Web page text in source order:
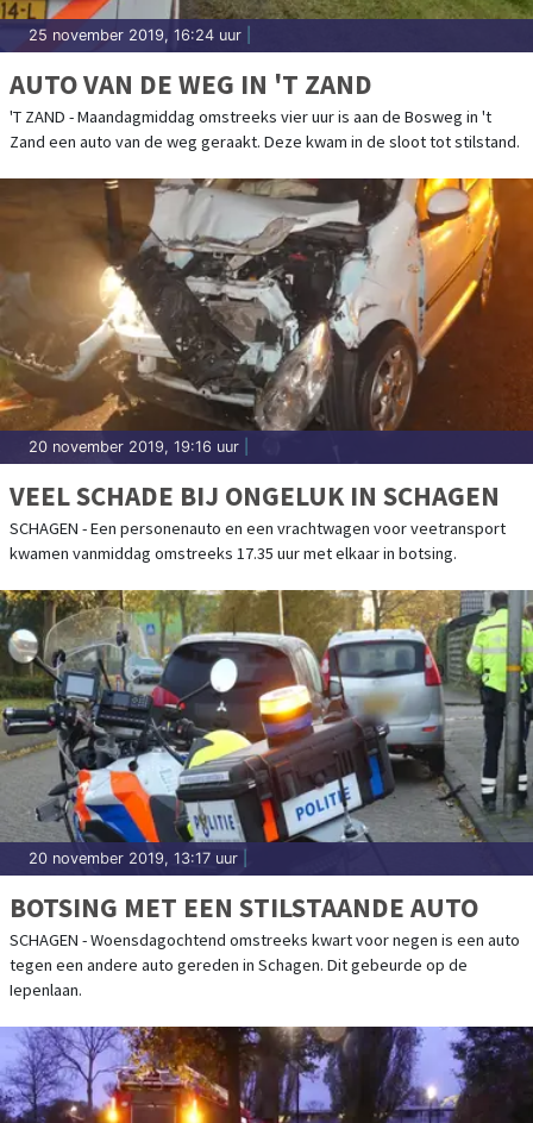
25 november 2019, 16:24 uur
AUTO VAN DE WEG IN 'T ZAND
'T ZAND - Maandagmiddag omstreeks vier uur is aan de Bosweg in 't
Zand een auto van de weg geraakt. Deze kwam in de sloot tot stilstand.
20 november 2019, 19:16 uur
VEEL SCHADE BIJ ONGELUK IN SCHAGEN
SCHAGEN - Een personenauto en een vrachtwagen voor veetransport
kwamen vanmiddag omstreeks 17.35 uur met elkaar in botsing.
20 november 2019, 13:17 uur
BOTSING MET EEN STILSTAANDE AUTO
SCHAGEN - Woensdagochtend omstreeks kwart voor negen is een auto
tegen een andere auto gereden in Schagen. Dit gebeurde op de
Iepenlaan.